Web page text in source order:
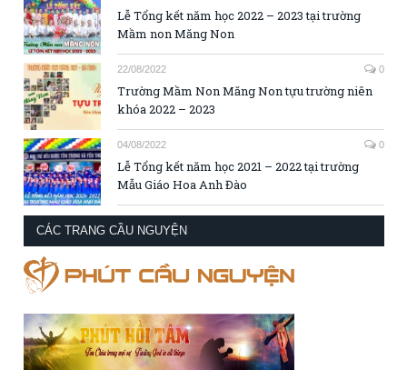
Lễ Tổng kết năm học 2022 – 2023 tại trường
Mầm non Măng Non
22/08/2022 0
Trường Mầm Non Măng Non tựu trường niên
khóa 2022 – 2023
04/08/2022 0
Lễ Tổng kết năm học 2021 – 2022 tại trường
Mẫu Giáo Hoa Anh Đào
CÁC TRANG CẦU NGUYỆN